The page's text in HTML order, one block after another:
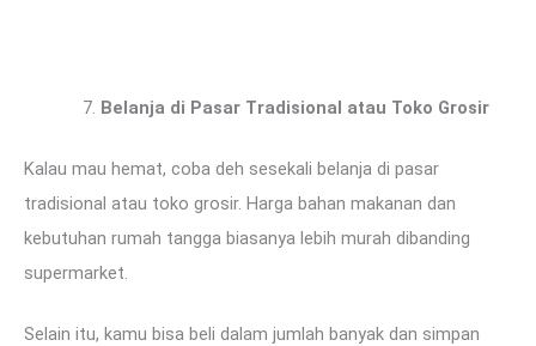
Belanja di Pasar Tradisional atau Toko Grosir
Kalau mau hemat, coba deh sesekali belanja di pasar
tradisional atau toko grosir. Harga bahan makanan dan
kebutuhan rumah tangga biasanya lebih murah dibanding
supermarket.
Selain itu, kamu bisa beli dalam jumlah banyak dan simpan